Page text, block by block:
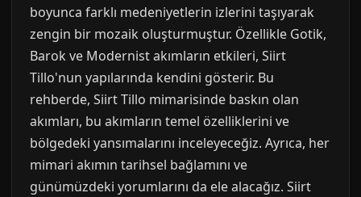
boyunca farklı medeniyetlerin izlerini taşıyarak
zengin bir mozaik oluşturmuştur. Özellikle Gotik,
Barok ve Modernist akımların etkileri, Siirt
Tillo'nun yapılarında kendini gösterir. Bu
rehberde, Siirt Tillo mimarisinde baskın olan
akımları, bu akımların temel özelliklerini ve
bölgedeki yansımalarını inceleyeceğiz. Ayrıca, her
mimari akımın tarihsel bağlamını ve
günümüzdeki yorumlarını da ele alacağız. Siirt